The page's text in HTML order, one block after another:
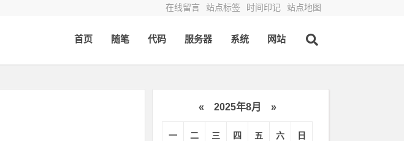
在线留言 站点标签 时间印记 站点地图
首页 随笔 代码 服务器 系统 网站
« 2025年8月 »
一 二 三 四 五 六 日